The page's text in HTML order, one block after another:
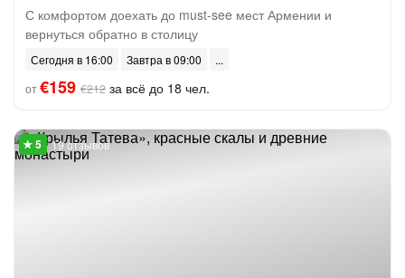
С комфортом доехать до must-see мест Армении и
вернуться обратно в столицу
Сегодня в 16:00
Завтра в 09:00
от€159 €212 за всё до 18 чел.
19 отзывов